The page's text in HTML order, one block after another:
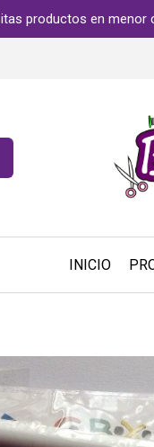
productos en menor
INICIO